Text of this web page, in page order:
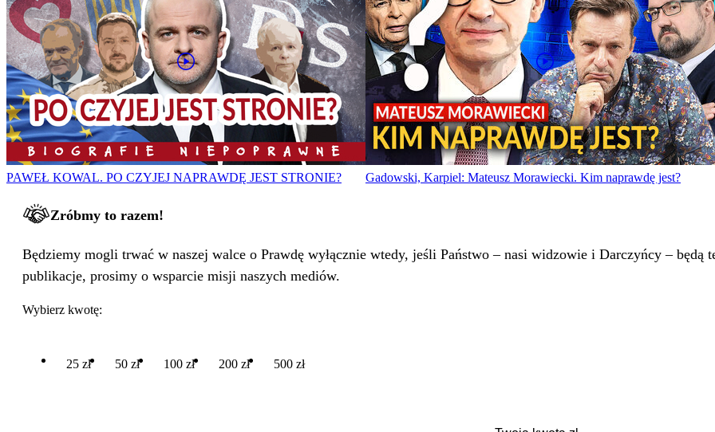
PAWEŁ KOWAL. PO CZYJEJ NAPRAWDĘ JEST STRONIE? Gadowski, Karpiel: Mateusz Morawiecki. Kim naprawdę jest?
Zróbmy to razem!
Będziemy mogli trwać w naszej walce o Prawdę wyłącznie wtedy, jeśli Państwo – nasi widzowie i Darczyńcy – będą
publikacje, prosimy o wsparcie misji naszych mediów.
Wybierz kwotę:
25 zł 50 zł 100 zł 200 zł 500 zł